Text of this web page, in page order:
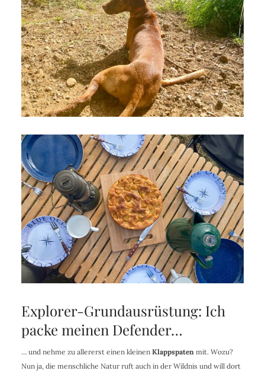
Explorer-Grundausrüstung: Ich
packe meinen Defender…
… und nehme zu allererst einen kleinen Klappspaten mit. Wozu?
Nun ja, die menschliche Natur ruft auch in der Wildnis und will dort